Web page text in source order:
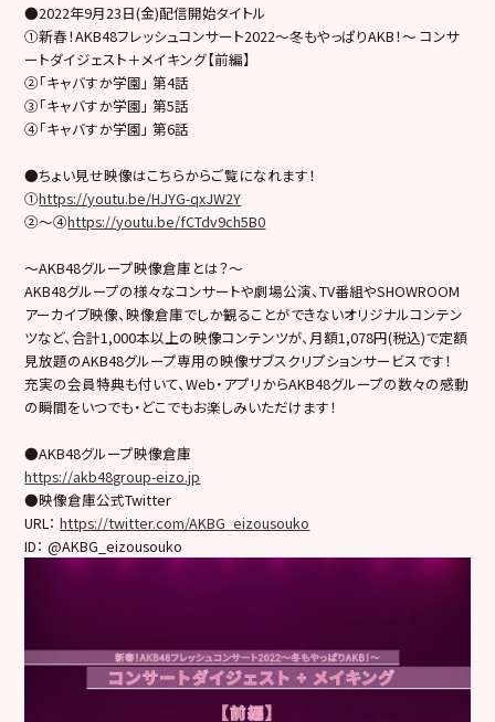
●2022年9月23日(金)配信開始タイトル
①新春！AKB48フレッシュコンサート2022〜冬もやっぱりAKB！〜 コンサ
ートダイジェスト＋メイキング【前編】
②「キャバすか学園」 第4話
③「キャバすか学園」 第5話
④「キャバすか学園」 第6話
●ちょい見せ映像はこちらからご覧になれます！
①https://youtu.be/HJYG-qxJW2Y
②〜④https://youtu.be/fCTdv9ch5B0
～AKB48グループ映像倉庫とは？～
AKB48グループの様々なコンサートや劇場公演、TV番組やSHOWROOM
アーカイブ映像、映像倉庫でしか観ることができないオリジナルコンテン
ツなど、合計1,000本以上の映像コンテンツが、月額1,078円(税込)で定額
見放題のAKB48グループ専用の映像サブスクリプションサービスです！
充実の会員特典も付いて、Web・アプリからAKB48グループの数々の感動
の瞬間をいつでも・どこでもお楽しみいただけます！
●AKB48グループ映像倉庫
https://akb48group-eizo.jp
●映像倉庫公式Twitter
URL：https://twitter.com/AKBG_eizousouko
ID： @AKBG_eizousouko